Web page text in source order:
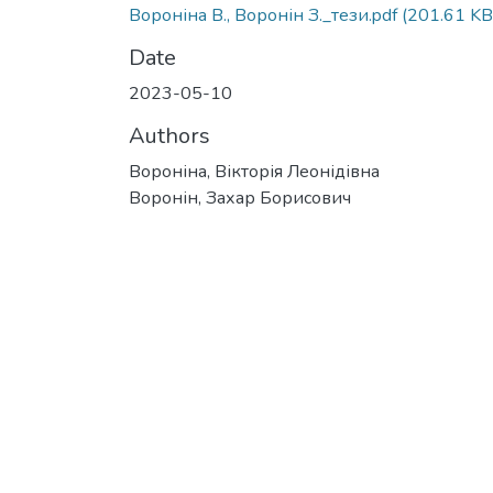
Вороніна В., Воронін З._тези.pdf(201.61
Date
2023-05-10
Authors
Вороніна, Вікторія Леонідівна
Воронін, Захар Борисович